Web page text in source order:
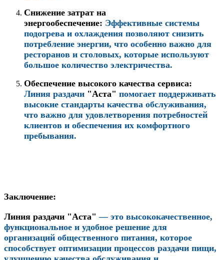
Снижение затрат на
энергообеспечение: Эффективные системы
подогрева и охлаждения позволяют снизить
потребление энергии, что особенно важно для
ресторанов и столовых, которые используют
большое количество электричества.
Обеспечение высокого качества сервиса:
Линия раздачи "Аста" помогает поддерживать
высокие стандарты качества обслуживания,
что важно для удовлетворения потребностей
клиентов и обеспечения их комфортного
пребывания.
Заключение:
Линия раздачи "Аста"— это высококачественное,
функциональное и удобное решение для
организаций общественного питания, которое
способствует оптимизации процессов раздачи пищи,